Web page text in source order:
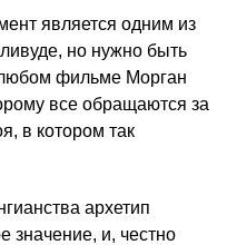
является одним из
но нужно быть
фильме Морган
все обращаются за
в котором так
архетип
значение, и, честно